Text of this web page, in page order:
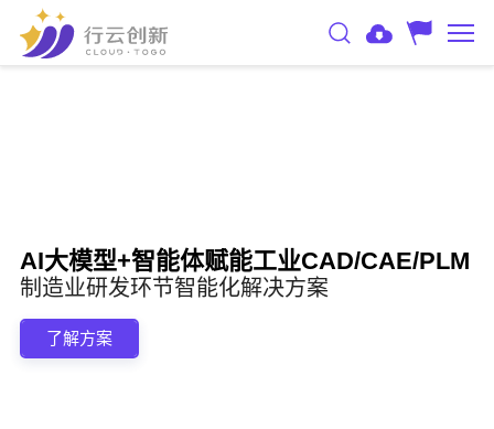
AI大模型+智能体赋能工业CAD/CAE/PLM
制造业研发环节智能化解决方案
了解方案